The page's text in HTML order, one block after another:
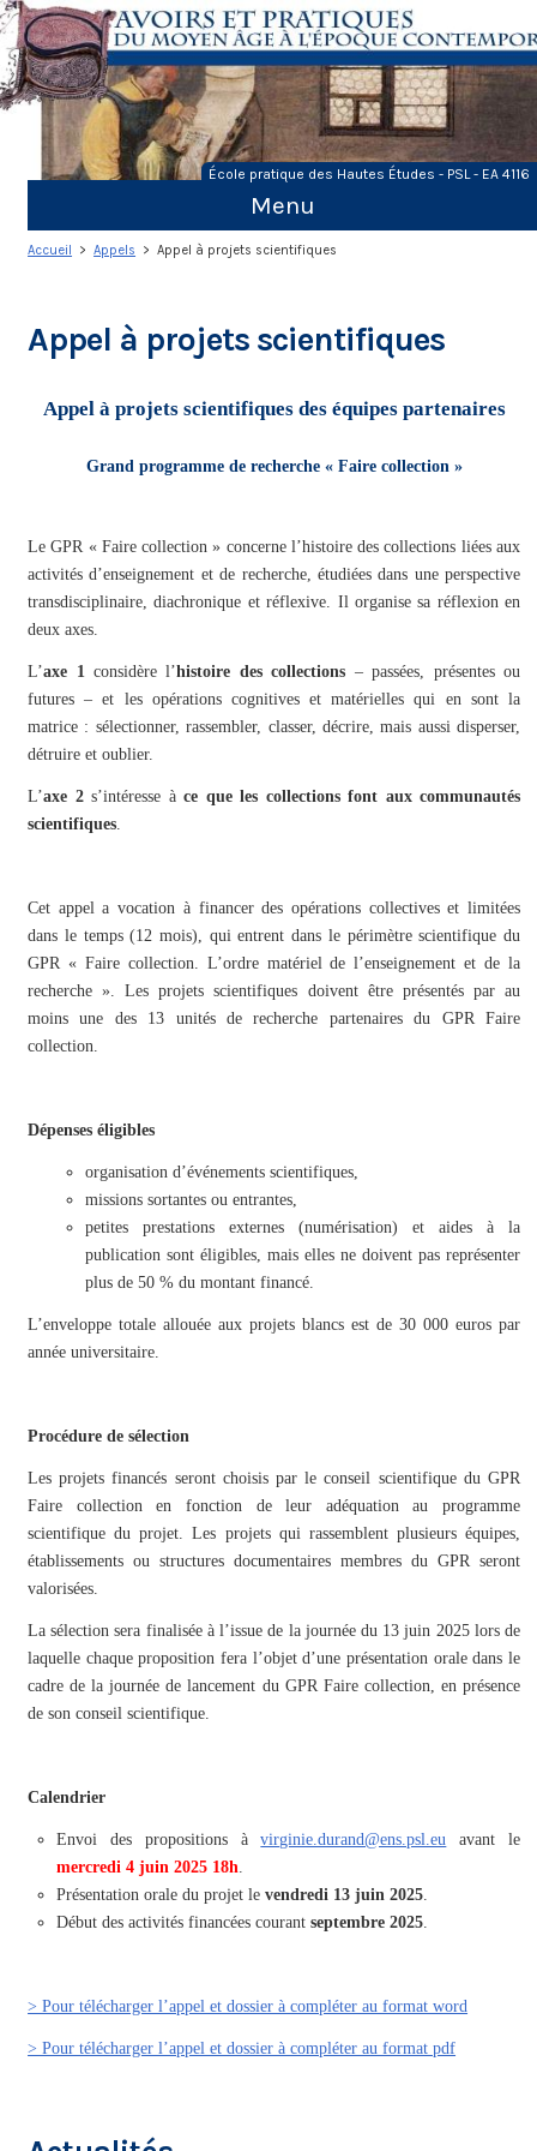
Skip
to
content
École pratique des Hautes Études - PSL - EA 4116
Menu
Accueil >Appels > Appel à projets scientifiques
Appel à projets scientifiques
Appel à projets scientifiques des équipes partenaires
Grand programme de recherche « Faire collection »
Le GPR « Faire collection » concerne l’histoire des collections liées aux
activités d’enseignement et de recherche, étudiées dans une perspective
transdisciplinaire, diachronique et réflexive. Il organise sa réflexion en
deux axes.
L’axe 1 considère l’histoire des collections – passées, présentes ou
futures – et les opérations cognitives et matérielles qui en sont la
matrice : sélectionner, rassembler, classer, décrire, mais aussi disperser,
détruire et oublier.
L’axe 2s’intéresse àce que les collections font aux communautés
scientifiques
Cet appel a vocation à financer des opérations collectives et limitées
dans le temps (12 mois), qui entrent dans le périmètre scientifique du
GPR « Faire collection. L’ordre matériel de l’enseignement et de la
recherche ». Les projets scientifiques doivent être présentés par au
moins une des 13 unités de recherche partenaires du GPR Faire
collection.
Dépenses éligibles
organisation d’événements scientifiques,
missions sortantes ou entrantes,
petites prestations externes (numérisation) et aides à la
publication sont éligibles, mais elles ne doivent pas représenter
plus de 50 % du montant financé.
L’enveloppe totale allouée aux projets blancs est de 30 000 euros par
année universitaire.
Procédure de sélection
Les projets financés seront choisis par le conseil scientifique du GPR
Faire collection en fonction de leur adéquation au programme
scientifique du projet. Les projets qui rassemblent plusieurs équipes,
établissements ou structures documentaires membres du GPR seront
valorisées.
La sélection sera finalisée à l’issue de la journée du 13 juin 2025 lors de
laquelle chaque proposition fera l’objet d’une présentation orale dans le
cadre de la journée de lancement du GPR Faire collection, en présence
de son conseil scientifique.
Calendrier
Envoi des propositions àvirginie.durand@ens.psl.eu avant le
mercredi 4 juin 2025 18h
Présentation orale du projet levendredi 13 juin 2025
Début des activités financées courantseptembre 2025
> Pour télécharger l’appel et dossier à compléter au format word
> Pour télécharger l’appel et dossier à compléter au format pdf